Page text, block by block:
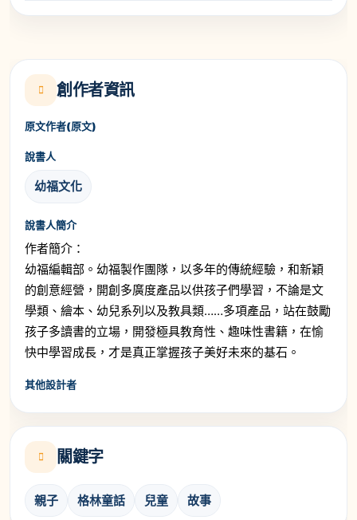
創作者資訊
原文作者(原文)
說書人
幼福文化
說書人簡介
作者簡介：
幼福編輯部。幼福製作團隊，以多年的傳統經驗，和新穎
的創意經營，開創多廣度產品以供孩子們學習，不論是文
學類、繪本、幼兒系列以及教具類……多項產品，站在鼓勵
孩子多讀書的立場，開發極具教育性、趣味性書籍，在愉
快中學習成長，才是真正掌握孩子美好未來的基石。
其他設計者
關鍵字
親子 格林童話 兒童 故事